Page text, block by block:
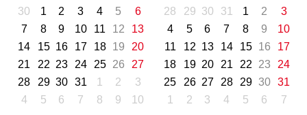
30
1 2 3 4 5
6
7
8 9 10 11 12
13
14
15 16 17 18 19
20
21
22 23 24 25 26
27
28
29 30 31 1 2
3
4
5 6 7 8 9 10
28
29 30 31 1 2
3
4
5 6 7 8 9
10
11
12 13 14 15 16
17
18
19 20 21 22 23
24
25
26 27 28 29 30
31
1
2 3 4 5 6 7